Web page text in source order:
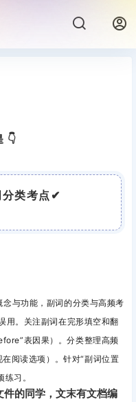
👇
分类考点✔
念与功能，副词的分类与高频考
用。关注副词在完形填空和翻
表因果） 。分类整理高频
阅读选项） 。针对“副词位置
习‌。
的同学，文末有文档编